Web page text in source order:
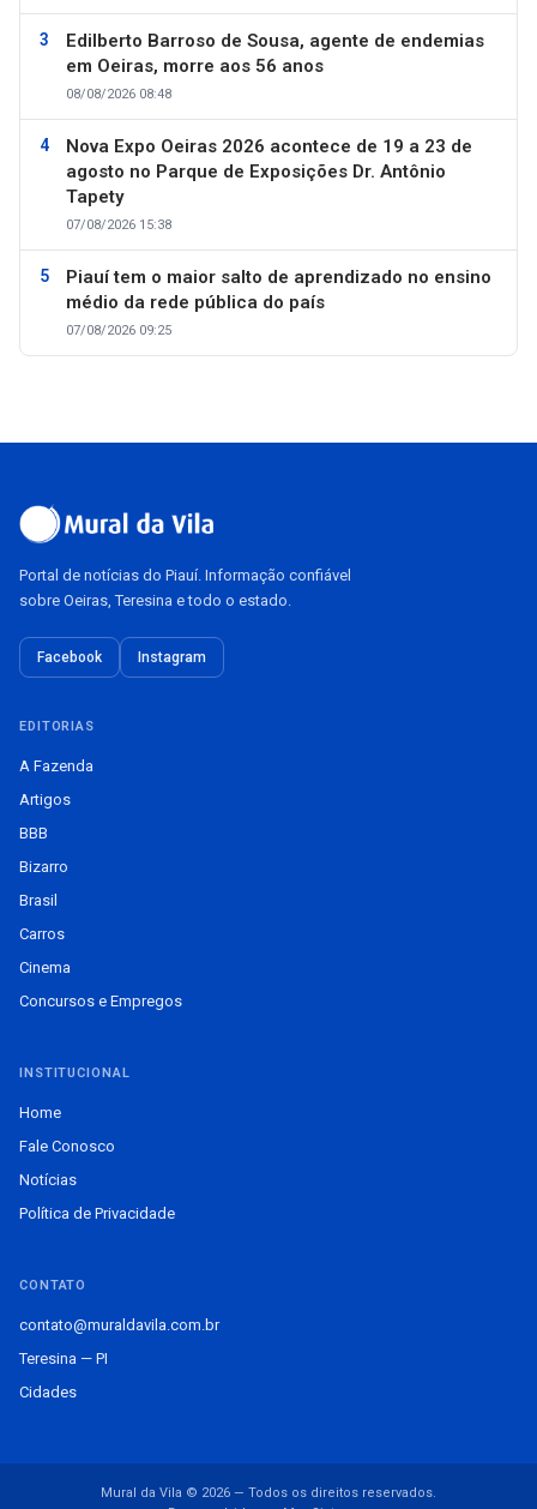
Edilberto Barroso de Sousa, agente de endemias
em Oeiras, morre aos 56 anos
08/08/2026 08:48
Nova Expo Oeiras 2026 acontece de 19 a 23 de
agosto no Parque de Exposições Dr. Antônio
Tapety
07/08/2026 15:38
Piauí tem o maior salto de aprendizado no ensino
médio da rede pública do país
07/08/2026 09:25
Portal de notícias do Piauí. Informação confiável
sobre Oeiras, Teresina e todo o estado.
Facebook Instagram
EDITORIAS
A Fazenda
Artigos
BBB
Bizarro
Brasil
Carros
Cinema
Concursos e Empregos
INSTITUCIONAL
Home
Fale Conosco
Notícias
Política de Privacidade
CONTATO
contato@muraldavila.com.br
Teresina — PI
Cidades
Mural da Vila © 2026 — Todos os direitos reservados.